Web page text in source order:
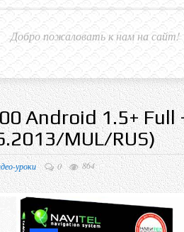
Добро пожаловать к нам на сайт!
Android 1.5+ Full
MUL/RUS)
уроки 0 864